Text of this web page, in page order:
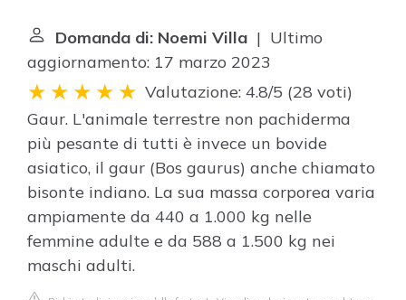
Domanda di: Noemi Villa | Ultimo
aggiornamento: 17 marzo 2023
Valutazione: 4.8/5 (28 voti)
Gaur. L'animale terrestre non pachiderma
più pesante di tutti è invece un bovide
asiatico, il gaur (Bos gaurus) anche chiamato
bisonte indiano. La sua massa corporea varia
ampiamente da 440 a 1.000 kg nelle
femmine adulte e da 588 a 1.500 kg nei
maschi adulti.